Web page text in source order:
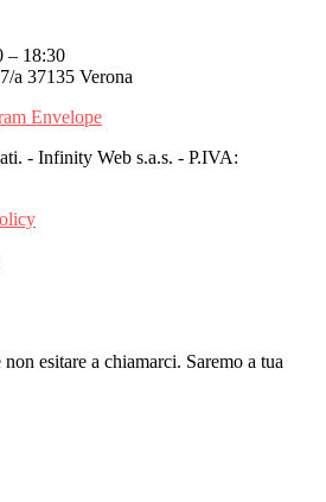
– 18:30
a 37135 Verona
Envelope
- Infinity Web s.a.s. - P.IVA:
esitare a chiamarci. Saremo a tua